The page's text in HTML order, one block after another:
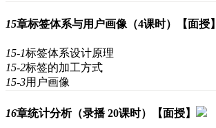
15章标签体系与用户画像（4课时）【面授】
15-1标签体系设计原理
15-2标签的加工方式
15-3用户画像
16章统计分析（录播 20课时）【面授】